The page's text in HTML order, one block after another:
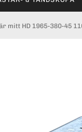
mitt HD 1965-380-45